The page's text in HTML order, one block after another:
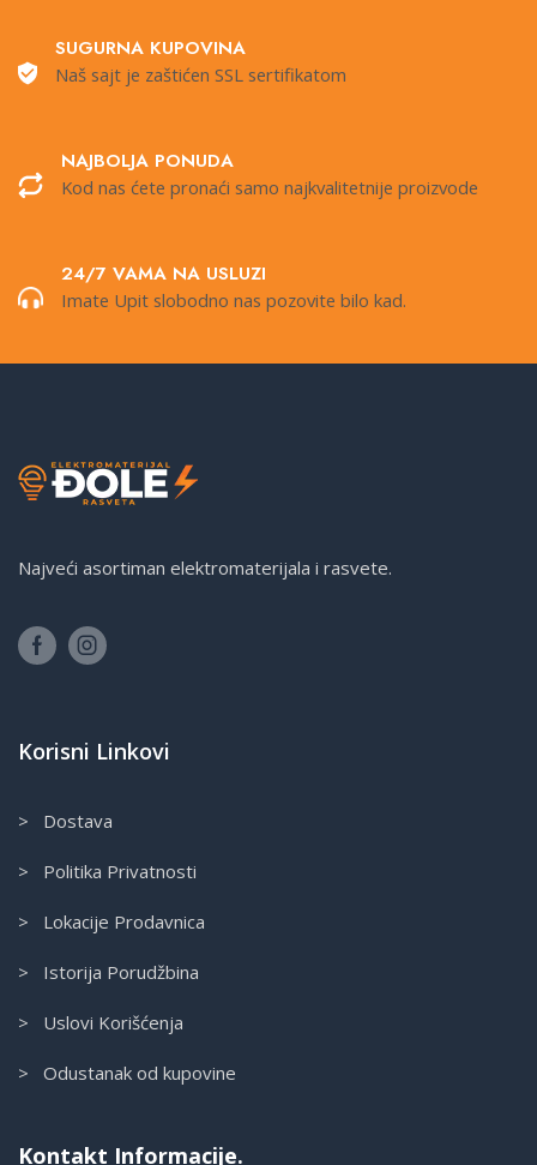
SUGURNA KUPOVINA
Naš sajt je zaštićen SSL sertifikatom
NAJBOLJA PONUDA
Kod nas ćete pronaći samo najkvalitetnije proizvode
24/7 VAMA NA USLUZI
Imate Upit slobodno nas pozovite bilo kad.
Najveći asortiman elektromaterijala i rasvete.
Korisni Linkovi
> Dostava
> Politika Privatnosti
> Lokacije Prodavnica
> Istorija Porudžbina
> Uslovi Korišćenja
> Odustanak od kupovine
Kontakt Informacije.